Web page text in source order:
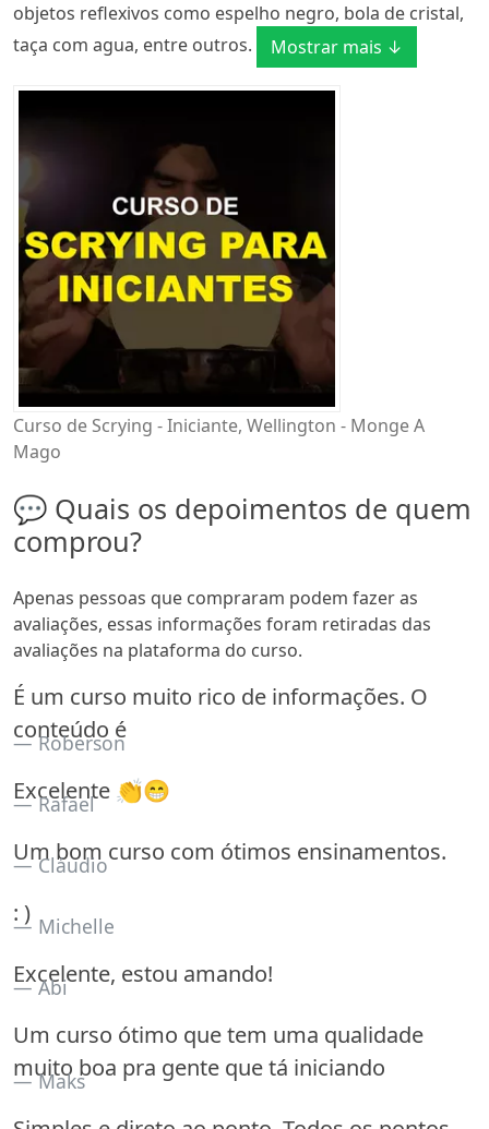
objetos reflexivos como espelho negro, bola de cristal,
taça com agua, entre outros.
Mostrar mais ↓
Curso de Scrying - Iniciante, Wellington - Monge A
Mago
💬 Quais os depoimentos de quem
comprou?
Apenas pessoas que compraram podem fazer as
avaliações, essas informações foram retiradas das
avaliações na plataforma do curso.
É um curso muito rico de informações. O
conteúdo é
Roberson
Excelente 👏😁
Rafael
Um bom curso com ótimos ensinamentos.
Cláudio
: ) Michelle
Excelente, estou amando!
Abi
Um curso ótimo que tem uma qualidade
muito boa pra gente que tá iniciando
Maks